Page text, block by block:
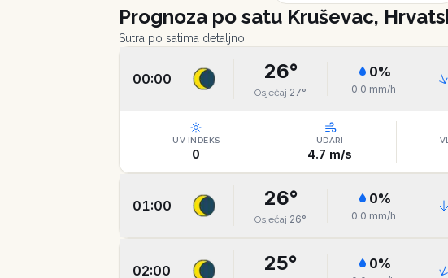
Prognoza po satu Kruševac,
Sutra po satima detaljno
00:00 26°
Osjećaj 27°
0%
0.0 mm/h
UV INDEKS
0
UDARI
4.7 m/s
01:00 26°
Osjećaj 26°
0%
0.0 mm/h
02:00 25° 0%